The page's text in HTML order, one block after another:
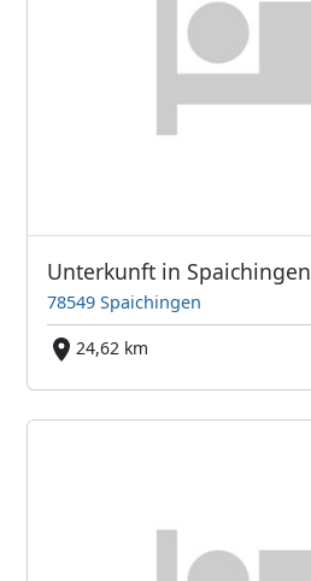
Unterkunft in Spaichingen
78549 Spaichingen
24,62 km